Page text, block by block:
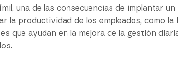
una de las consecuencias de implantar
la productividad de los empleados, como la
que ayudan en la mejora de la gestión